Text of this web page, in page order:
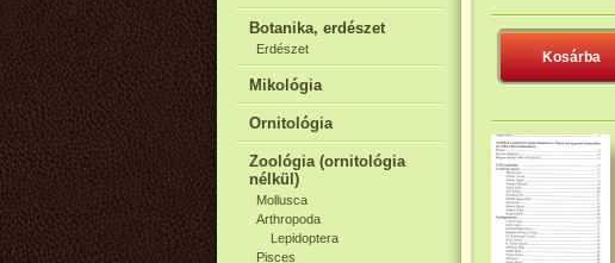
Botanika, erdészet
Erdészet
Mikológia
Ornitológia
Zoológia (ornitológia
nélkül)
Mollusca
Arthropoda
Lepidoptera
Pisces
Kosárba